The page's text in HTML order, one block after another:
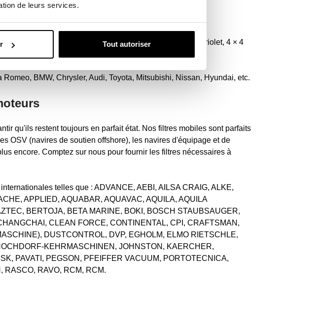
de leurs services.
Tout autoriser
sportback / tourer / touring, pick-up, breack, coupé, cabriolet, 4 × 4
BMW, Chrysler, Audi, Toyota, Mitsubishi, Nissan, Hyundai, etc.
qu'ils restent toujours en parfait état. Nos filtres mobiles sont parfaits
OSV (navires de soutien offshore), les navires d'équipage et de
encore. Comptez sur nous pour fournir les filtres nécessaires à
telles que : ADVANCE, AEBI, AILSA CRAIG, ALKE,
APPLIED, AQUABAR, AQUAVAC, AQUILA, AQUILA
BERTOJA, BETA MARINE, BOKI, BOSCH STAUBSAUGER,
CLEAN FORCE, CONTINENTAL, CPI, CRAFTSMAN,
DUSTCONTROL, DVP, EGHOLM, ELMO RIETSCHLE,
KEHRMASCHINEN, JOHNSTON, KAERCHER,
PAVATI, PEGSON, PFEIFFER VACUUM, PORTOTECNICA,
RASCO, RAVO, RCM, RCM.